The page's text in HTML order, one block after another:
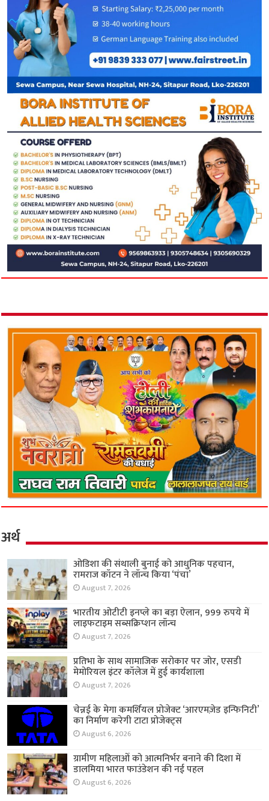
अर्थ
ओडिशा की संथाली बुनाई को आधुनिक पहचान,
रामराज कॉटन ने लॉन्च किया ‘पंचा’
August 7, 2026
भारतीय ओटीटी इनप्ले का बड़ा ऐलान, 999 रुपये में
लाइफटाइम सब्सक्रिप्शन लॉन्च
August 7, 2026
प्रतिभा के साथ सामाजिक सरोकार पर जोर, एसडी
मेमोरियल इंटर कॉलेज में हुई कार्यशाला
August 7, 2026
चेन्नई के मेगा कमर्शियल प्रोजेक्ट ‘आरएमज़ेड इन्फिनिटी’
का निर्माण करेगी टाटा प्रोजेक्ट्स
August 6, 2026
ग्रामीण महिलाओं को आत्मनिर्भर बनाने की दिशा में
डालमिया भारत फाउंडेशन की नई पहल
August 6, 2026